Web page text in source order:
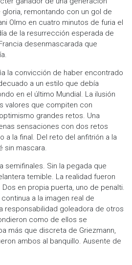
remontando con un gol de
Olmo en cuatro minutos de furia el
de la resurrección esperada de
desenmascarada que
la convicción de haber encontrado
a un estilo que debía
en el último Mundial. La ilusión
valores que compiten con
grandes retos. Una
sensaciones con dos retos
a la final. Del reto del anfitrión a la
sin mascara.
semifinales. Sin la pegada que
temible. La realidad fueron
en propia puerta, uno de penalti.
a la imagen real de
responsabilidad goleadora de otros
como de ellos se
más que discreta de Griezmann,
ambos al banquillo. Ausente de